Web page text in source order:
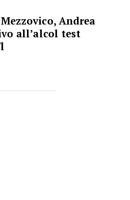
Andrea
all’alcol test